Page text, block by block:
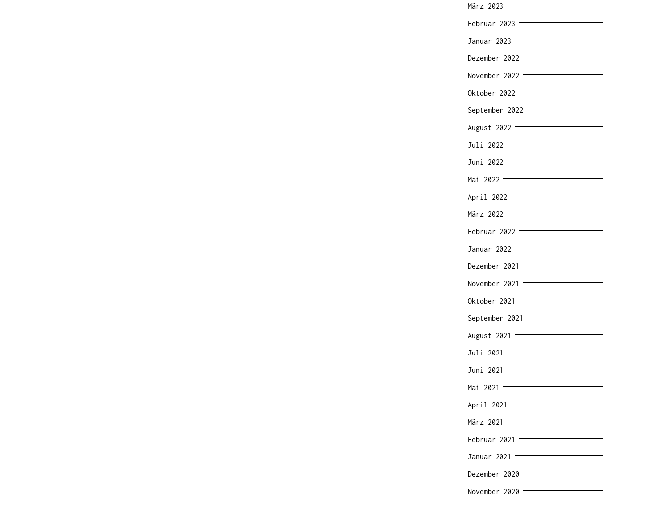
März 2023
Februar 2023
Januar 2023
Dezember 2022
November 2022
Oktober 2022
September 2022
August 2022
Juli 2022
Juni 2022
Mai 2022
April 2022
März 2022
Februar 2022
Januar 2022
Dezember 2021
November 2021
Oktober 2021
September 2021
August 2021
Juli 2021
Juni 2021
Mai 2021
April 2021
März 2021
Februar 2021
Januar 2021
Dezember 2020
November 2020